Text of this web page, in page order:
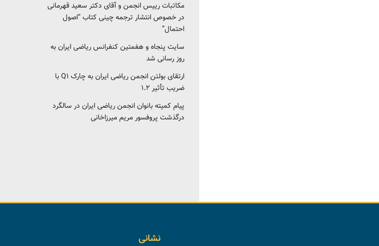
مکاتبات رییس انجمن و آقای دکتر سعید قهرمانی
در خصوص انتشار ترجمه چینی کتاب “اصول
احتمال”
سایت پنجاه و هفمتین کنفرانس ریاضی ایران به
روز رسانی شد
ارتقای بولتن انجمن ریاضی ایران به چارک Q1 با
ضریب تأثیر ۱.۲
پیام کمیته بانوان انجمن ریاضی ایران در سالگرد
درگذشت پروفسور مریم میرزاخانی
نشانی